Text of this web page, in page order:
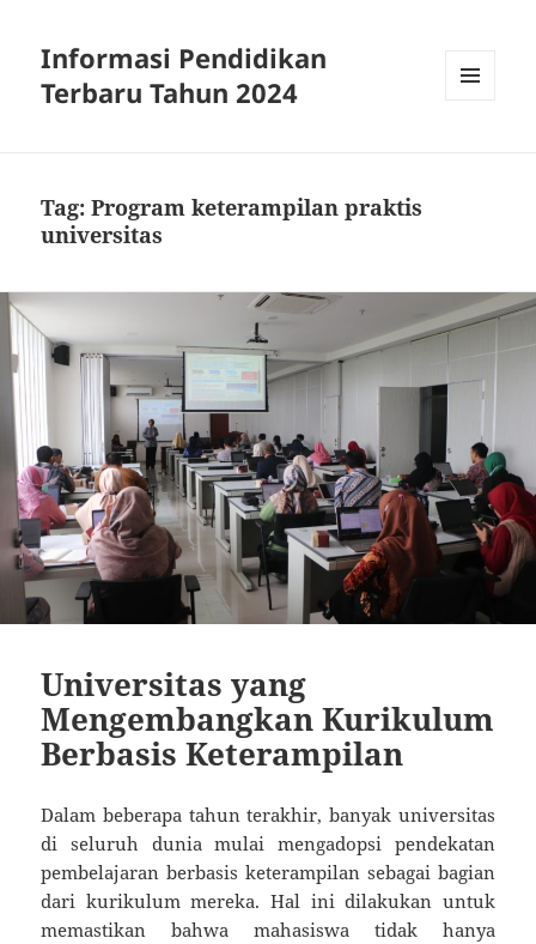
Informasi Pendidikan
Terbaru Tahun 2024
Tag:Program keterampilan praktis
universitas
Universitas yang
Mengembangkan Kurikulum
Berbasis Keterampilan
Dalam beberapa tahun terakhir, banyak universitas
di seluruh dunia mulai mengadopsi pendekatan
pembelajaran berbasis keterampilan sebagai bagian
dari kurikulum mereka. Hal ini dilakukan untuk
memastikan bahwa mahasiswa tidak hanya